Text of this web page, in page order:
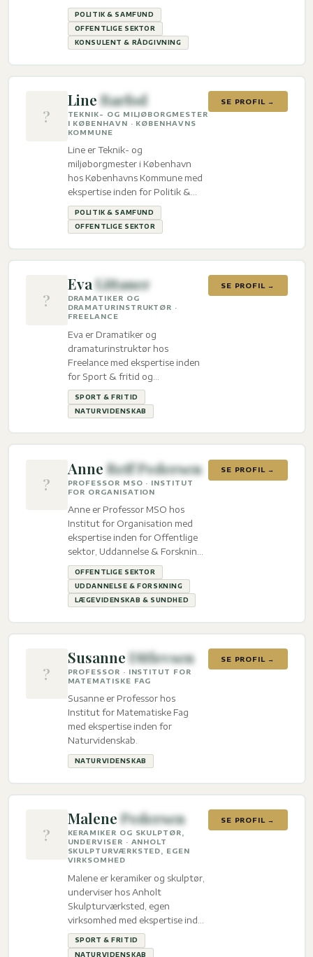
Konsulent & Rådgivning.
POLITIK & SAMFUND
OFFENTLIGE SEKTOR
KONSULENT & RÅDGIVNING
?
LineBarfod
TEKNIK- OG MILJØBORGMESTER
I KØBENHAVN · KØBENHAVNS
KOMMUNE
Line er Teknik- og
miljøborgmester i København
hos Københavns Kommune med
ekspertise inden for Politik &
Samfund og Offentlige sektor.
POLITIK & SAMFUND
OFFENTLIGE SEKTOR
SE PROFIL →
?
EvaLittauer
DRAMATIKER OG
DRAMATURINSTRUKTØR ·
FREELANCE
Eva er Dramatiker og
dramaturinstruktør hos
Freelance med ekspertise inden
for Sport & fritid og
Naturvidenskab.
SPORT & FRITID
NATURVIDENSKAB
SE PROFIL →
?
AnneReff Pedersen
PROFESSOR MSO · INSTITUT
FOR ORGANISATION
Anne er Professor MSO hos
Institut for Organisation med
ekspertise inden for Offentlige
sektor, Uddannelse & Forskning
og Lægevidenskab & sundhed.
OFFENTLIGE SEKTOR
UDDANNELSE & FORSKNING
LÆGEVIDENSKAB & SUNDHED
SE PROFIL →
?
SusanneDitlevsen
PROFESSOR · INSTITUT FOR
MATEMATISKE FAG
Susanne er Professor hos
Institut for Matematiske Fag
med ekspertise inden for
Naturvidenskab.
NATURVIDENSKAB
SE PROFIL →
?
MalenePedersen
KERAMIKER OG SKULPTØR,
UNDERVISER · ANHOLT
SKULPTURVÆRKSTED, EGEN
VIRKSOMHED
Malene er keramiker og skulptør,
underviser hos Anholt
Skulpturværksted, egen
virksomhed med ekspertise inden
for Sport & fritid og
Naturvidenskab.
SPORT & FRITID
NATURVIDENSKAB
SE PROFIL →